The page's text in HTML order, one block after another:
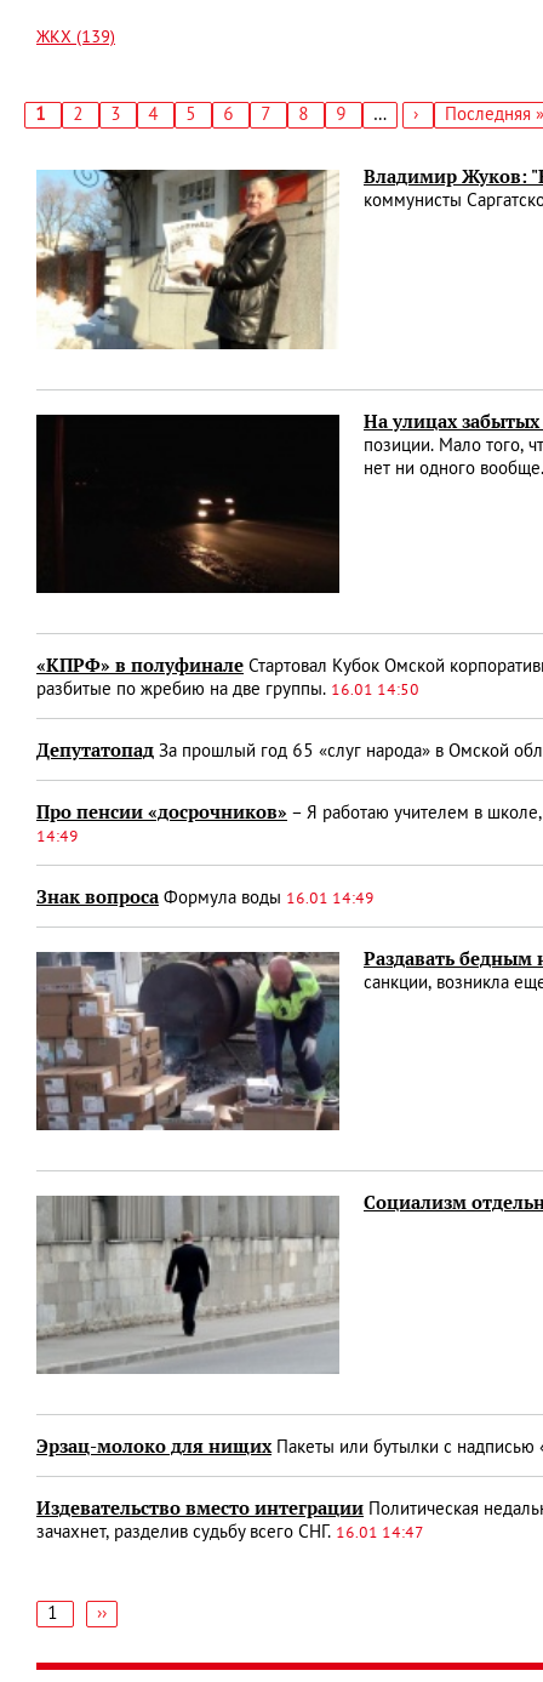
ЖКХ (139)
Текущая
1 Страница
2 Страница
3 Страница
4 Страница
5 Страница
6 Страница
7 Страница
8 Страница
9 …
Следующая
›
Последняя
Последняя »
Владимир Жуков:
коммунисты
На улицах
позиции. Мало того,
нет ни одного
«КПРФ» в полуфинале Стартовал Кубок Омской
разбитые по жребию на две группы. 16.01 14:50
Депутатопад За прошлый год 65 «слуг народа» в Омской
Про пенсии «досрочников» – Я работаю учителем в
14:49
Знак вопроса Формула воды 16.01 14:49
Раздавать бедным
санкции, возникла
Социализм
Эрзац-молоко для нищих Пакеты или бутылки с
Издевательство вместо интеграции Политическая
зачахнет, разделив судьбу всего СНГ. 16.01 14:47
страниц
1
Следующая
››